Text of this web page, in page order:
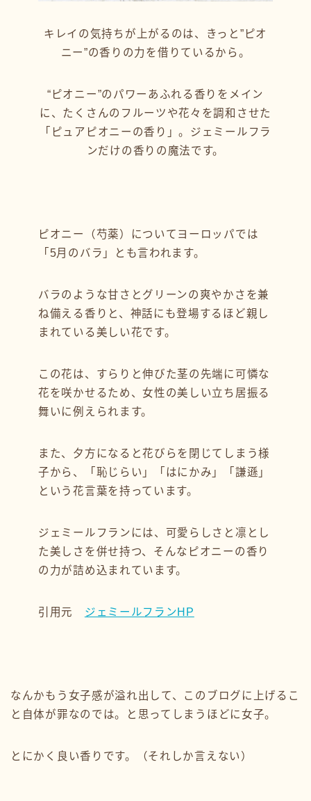
キレイの気持ちが上がるのは、きっと”ピオ
ニー”の香りの力を借りているから。
“ピオニー”のパワーあふれる香りをメイン
に、たくさんのフルーツや花々を調和させた
「ピュアピオニーの香り」。ジェミールフラ
ンだけの香りの魔法です。
ピオニー（芍薬）についてヨーロッパでは
「5月のバラ」とも言われます。
バラのような甘さとグリーンの爽やかさを兼
ね備える香りと、神話にも登場するほど親し
まれている美しい花です。
この花は、すらりと伸びた茎の先端に可憐な
花を咲かせるため、女性の美しい立ち居振る
舞いに例えられます。
また、夕方になると花びらを閉じてしまう様
子から、「恥じらい」「はにかみ」「謙遜」
という花言葉を持っています。
ジェミールフランには、可愛らしさと凛とし
た美しさを併せ持つ、そんなピオニーの香り
の力が詰め込まれています。
引用元 ジェミールフランHP
なんかもう女子感が溢れ出して、このブログに上げるこ
と自体が罪なのでは。と思ってしまうほどに女子。
とにかく良い香りです。（それしか言えない）